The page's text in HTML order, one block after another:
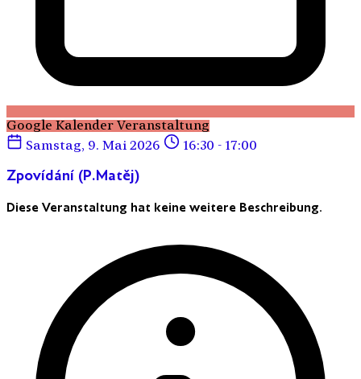
Google Kalender Veranstaltung
Samstag, 9. Mai 2026
16:30 - 17:00
Zpovídání (P.Matěj)
Diese Veranstaltung hat keine weitere Beschreibung.